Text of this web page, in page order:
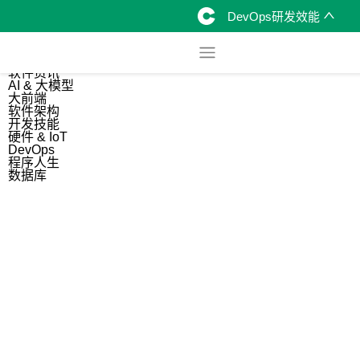
DevOps研发效能
软件资讯
AI & 大模型
大前端
软件架构
开发技能
硬件 & IoT
DevOps
程序人生
数据库